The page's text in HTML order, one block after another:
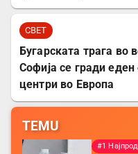
СВЕТ
Бугарската трага во
Софија се гради еден
центри во Европа
TEMU
#1